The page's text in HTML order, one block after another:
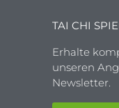
TAI CHI
Erhalte
unseren
Newsletter.